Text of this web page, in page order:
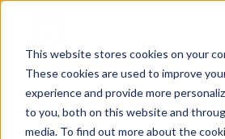
This website stores cookies on your
These cookies are used to improve
experience and provide more
to you, both on this website and
media. To find out more about the
Riproduzione